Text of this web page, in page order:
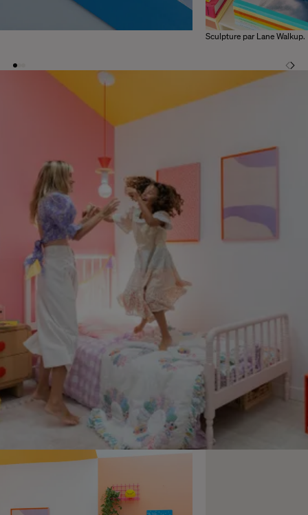
Sculpture par Lane Walkup.